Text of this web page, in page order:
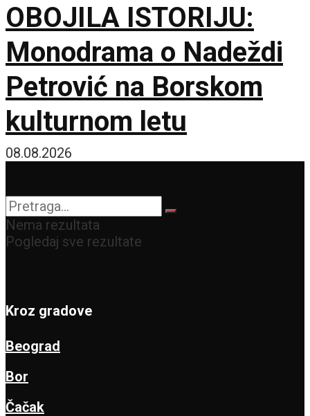
OBOJILA ISTORIJU:
Monodrama o Nadeždi
Petrović na Borskom
kulturnom letu
08.08.2026
Nema rezultata
Pogledaj sve rezultate
Kroz gradove
Beograd
Bor
Čačak